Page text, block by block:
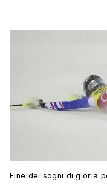
Fine dei sogni di gloria